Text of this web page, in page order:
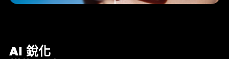
AI 銳化